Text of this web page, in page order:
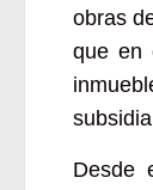
obras
que en
Desde